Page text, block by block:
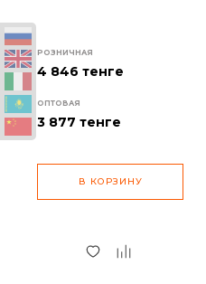
РОЗНИЧНАЯ
4 846 тенге
ОПТОВАЯ
3 877 тенге
В КОРЗИНУ